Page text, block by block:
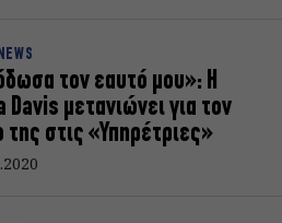
τον εαυτό μου»: Η
Davis μετανιώνει για τον
της στις «Υπηρέτριες»